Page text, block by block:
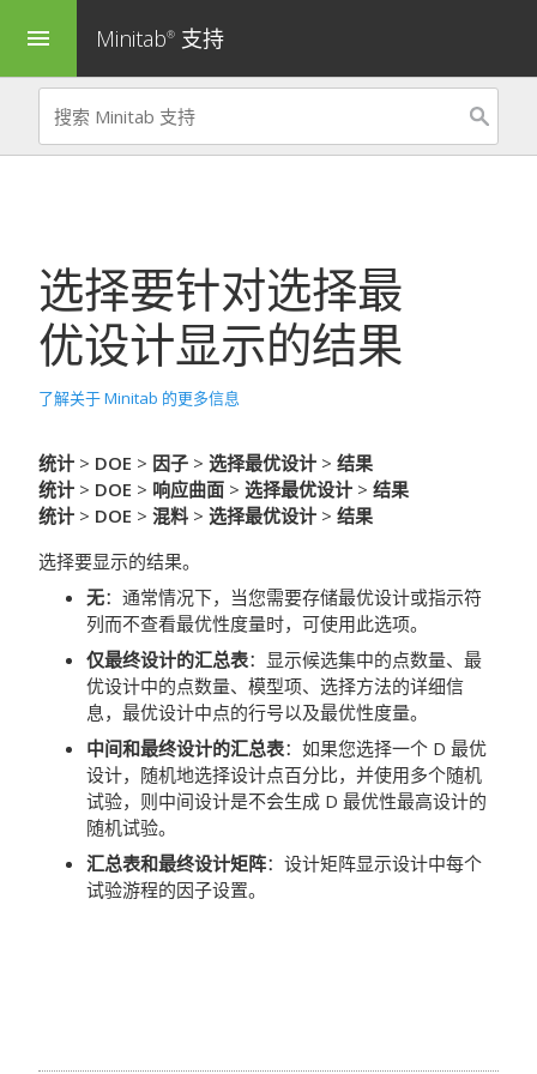
menu Minitab® 支持
选择要针对选择最
优设计显示的结果
了解关于 Minitab 的更多信息
统计 > DOE > 因子 > 选择最优设计 > 结果
统计 > DOE > 响应曲面 > 选择最优设计 > 结果
统计 > DOE > 混料 > 选择最优设计 > 结果
选择要显示的结果。
无：通常情况下，当您需要存储最优设计或指示符
列而不查看最优性度量时，可使用此选项。
仅最终设计的汇总表：显示候选集中的点数量、最
优设计中的点数量、模型项、选择方法的详细信
息，最优设计中点的行号以及最优性度量。
中间和最终设计的汇总表：如果您选择一个 D 最优
设计，随机地选择设计点百分比，并使用多个随机
试验，则中间设计是不会生成 D 最优性最高设计的
随机试验。
汇总表和最终设计矩阵：设计矩阵显示设计中每个
试验游程的因子设置。